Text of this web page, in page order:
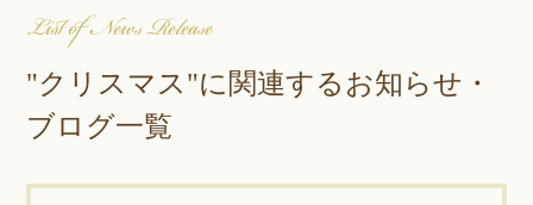
List of News Release
"クリスマス"に関連するお知らせ・
ブログ一覧